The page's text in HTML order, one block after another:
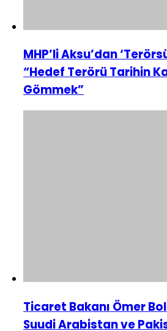
MHP’li Aksu’dan
“Hedef Terörü Tarihin
Gömmek”
Ticaret Bakanı Ömer
Suudi Arabistan ve